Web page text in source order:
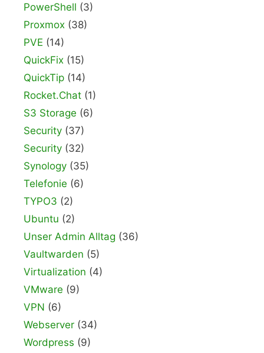
PowerShell (3)
Proxmox (38)
PVE (14)
QuickFix (15)
QuickTip (14)
Rocket.Chat (1)
S3 Storage (6)
Security (37)
Security (32)
Synology (35)
Telefonie (6)
TYPO3 (2)
Ubuntu (2)
Unser Admin Alltag (36)
Vaultwarden (5)
Virtualization (4)
VMware (9)
VPN (6)
Webserver (34)
Wordpress (9)